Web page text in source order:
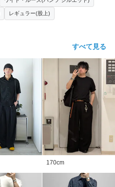
レギュラー(股上)
すべて見る
170cm